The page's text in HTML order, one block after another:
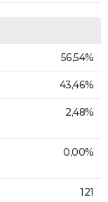
56,54%
43,46%
2,48%
0,00%
121